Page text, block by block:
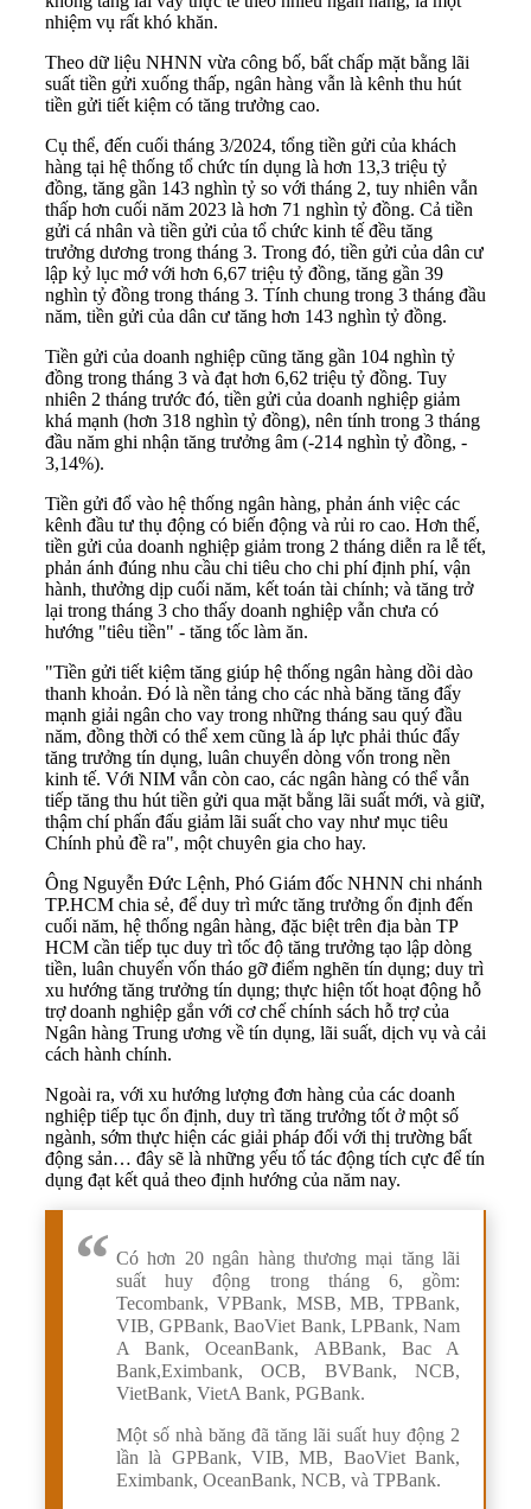
nhiệm vụ rất khó khăn.
Theo dữ liệu NHNN vừa công bố, bất chấp mặt bằng lãi
suất tiền gửi xuống thấp, ngân hàng vẫn là kênh thu hút
tiền gửi tiết kiệm có tăng trưởng cao.
Cụ thể, đến cuối tháng 3/2024, tổng tiền gửi của khách
hàng tại hệ thống tổ chức tín dụng là hơn 13,3 triệu tỷ
đồng, tăng gần 143 nghìn tỷ so với tháng 2, tuy nhiên vẫn
thấp hơn cuối năm 2023 là hơn 71 nghìn tỷ đồng. Cả tiền
gửi cá nhân và tiền gửi của tổ chức kinh tế đều tăng
trưởng dương trong tháng 3. Trong đó, tiền gửi của dân cư
lập kỷ lục mớ với hơn 6,67 triệu tỷ đồng, tăng gần 39
nghìn tỷ đồng trong tháng 3. Tính chung trong 3 tháng đầu
năm, tiền gửi của dân cư tăng hơn 143 nghìn tỷ đồng.
Tiền gửi của doanh nghiệp cũng tăng gần 104 nghìn tỷ
đồng trong tháng 3 và đạt hơn 6,62 triệu tỷ đồng. Tuy
nhiên 2 tháng trước đó, tiền gửi của doanh nghiệp giảm
khá mạnh (hơn 318 nghìn tỷ đồng), nên tính trong 3 tháng
đầu năm ghi nhận tăng trưởng âm (-214 nghìn tỷ đồng, -
3,14%).
Tiền gửi đổ vào hệ thống ngân hàng, phản ánh việc các
kênh đầu tư thụ động có biến động và rủi ro cao. Hơn thế,
tiền gửi của doanh nghiệp giảm trong 2 tháng diễn ra lễ tết,
phản ánh đúng nhu cầu chi tiêu cho chi phí định phí, vận
hành, thưởng dịp cuối năm, kết toán tài chính; và tăng trở
lại trong tháng 3 cho thấy doanh nghiệp vẫn chưa có
hướng "tiêu tiền" - tăng tốc làm ăn.
"Tiền gửi tiết kiệm tăng giúp hệ thống ngân hàng dồi dào
thanh khoản. Đó là nền tảng cho các nhà băng tăng đẩy
mạnh giải ngân cho vay trong những tháng sau quý đầu
năm, đồng thời có thể xem cũng là áp lực phải thúc đẩy
tăng trưởng tín dụng, luân chuyển dòng vốn trong nền
kinh tế. Với NIM vẫn còn cao, các ngân hàng có thể vẫn
tiếp tăng thu hút tiền gửi qua mặt bằng lãi suất mới, và giữ,
thậm chí phấn đấu giảm lãi suất cho vay như mục tiêu
Chính phủ đề ra", một chuyên gia cho hay.
Ông Nguyễn Đức Lệnh, Phó Giám đốc NHNN chi nhánh
TP.HCM chia sẻ, để duy trì mức tăng trưởng ổn định đến
cuối năm, hệ thống ngân hàng, đặc biệt trên địa bàn TP
HCM cần tiếp tục duy trì tốc độ tăng trưởng tạo lập dòng
tiền, luân chuyển vốn tháo gỡ điểm nghẽn tín dụng; duy trì
xu hướng tăng trưởng tín dụng; thực hiện tốt hoạt động hỗ
trợ doanh nghiệp gắn với cơ chế chính sách hỗ trợ của
Ngân hàng Trung ương về tín dụng, lãi suất, dịch vụ và cải
cách hành chính.
Ngoài ra, với xu hướng lượng đơn hàng của các doanh
nghiệp tiếp tục ổn định, duy trì tăng trưởng tốt ở một số
ngành, sớm thực hiện các giải pháp đối với thị trường bất
động sản… đây sẽ là những yếu tố tác động tích cực để tín
dụng đạt kết quả theo định hướng của năm nay.
Có hơn 20 ngân hàng thương mại tăng lãi
suất huy động trong tháng 6, gồm:
Tecombank, VPBank, MSB, MB, TPBank,
VIB, GPBank, BaoViet Bank, LPBank, Nam
A Bank, OceanBank, ABBank, Bac A
Bank,Eximbank, OCB, BVBank, NCB,
VietBank, VietA Bank, PGBank.
Một số nhà băng đã tăng lãi suất huy động 2
lần là GPBank, VIB, MB, BaoViet Bank,
Eximbank, OceanBank, NCB, và TPBank.